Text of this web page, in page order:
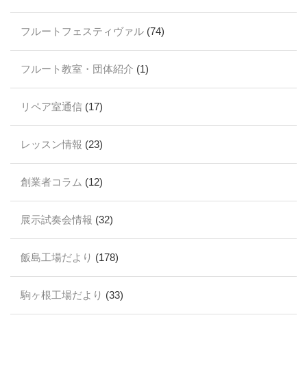
フルートフェスティヴァル (74)
フルート教室・団体紹介 (1)
リペア室通信 (17)
レッスン情報 (23)
創業者コラム (12)
展示試奏会情報 (32)
飯島工場だより (178)
駒ヶ根工場だより (33)